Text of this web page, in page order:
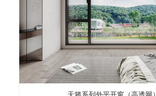
天籁系列外平开窗（高透网）